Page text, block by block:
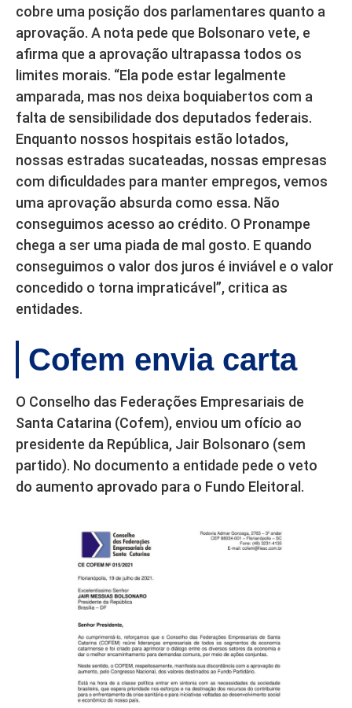
cobre uma posição dos parlamentares quanto a
aprovação. A nota pede que Bolsonaro vete, e
afirma que a aprovação ultrapassa todos os
limites morais. “Ela pode estar legalmente
amparada, mas nos deixa boquiabertos com a
falta de sensibilidade dos deputados federais.
Enquanto nossos hospitais estão lotados,
nossas estradas sucateadas, nossas empresas
com dificuldades para manter empregos, vemos
uma aprovação absurda como essa. Não
conseguimos acesso ao crédito. O Pronampe
chega a ser uma piada de mal gosto. E quando
conseguimos o valor dos juros é inviável e o valor
concedido o torna impraticável”, critica as
entidades.
Cofem envia carta
O Conselho das Federações Empresariais de
Santa Catarina (Cofem), enviou um ofício ao
presidente da República, Jair Bolsonaro (sem
partido). No documento a entidade pede o veto
do aumento aprovado para o Fundo Eleitoral.